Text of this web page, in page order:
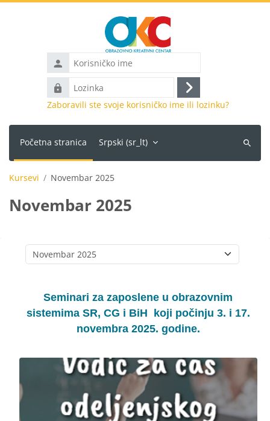
Korisničko
ime
Lozinka
Prijava
Zaboravili ste svoje korisničko ime ili lozinku?
Početna stranica Srpski ‎(sr_lt)‎
Pretraži
kurseve
Kursevi Novembar 2025
Novembar 2025
Kategorije kurseva
Seminari za zaposlene u obrazovnim
sistemima SR, CG i BiH koji počinju 3. i 17.
novembra 2025. godine.